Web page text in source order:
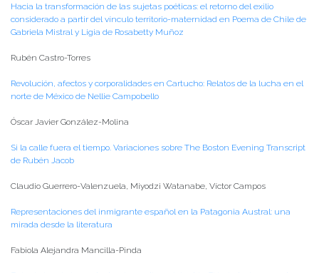
Hacia la transformación de las sujetas poéticas: el retorno del exilio
considerado a partir del vínculo territorio-maternidad en Poema de Chile de
Gabriela Mistral y Ligia de Rosabetty Muñoz
Rubén Castro-Torres
Revolución, afectos y corporalidades en Cartucho: Relatos de la lucha en el
norte de México de Nellie Campobello
Óscar Javier González-Molina
Si la calle fuera el tiempo. Variaciones sobre The Boston Evening Transcript
de Rubén Jacob
Claudio Guerrero-Valenzuela, Miyodzi Watanabe, Víctor Campos
Representaciones del inmigrante español en la Patagonia Austral: una
mirada desde la literatura
Fabiola Alejandra Mancilla-Pinda